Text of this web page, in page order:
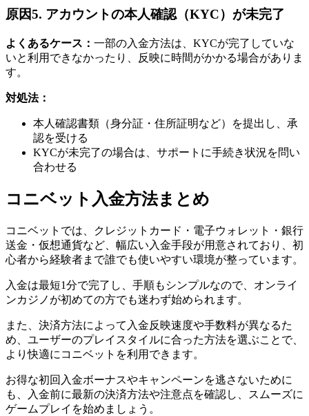
原因5. アカウントの本人確認（KYC）が未完了
よくあるケース： 一部の入金方法は、KYCが完了していな
いと利用できなかったり、反映に時間がかかる場合がありま
す。
対処法：
本人確認書類（身分証・住所証明など）を提出し、承
認を受ける
KYCが未完了の場合は、サポートに手続き状況を問い
合わせる
コニベット入金方法まとめ
コニベットでは、クレジットカード・電子ウォレット・銀行
送金・仮想通貨など、幅広い入金手段が用意されており、初
心者から経験者まで誰でも使いやすい環境が整っています。
入金は最短1分で完了し、手順もシンプルなので、オンライ
ンカジノが初めての方でも迷わず始められます。
また、決済方法によって入金反映速度や手数料が異なるた
め、ユーザーのプレイスタイルに合った方法を選ぶことで、
より快適にコニベットを利用できます。
お得な初回入金ボーナスやキャンペーンを逃さないために
も、入金前に最新の決済方法や注意点を確認し、スムーズに
ゲームプレイを始めましょう。